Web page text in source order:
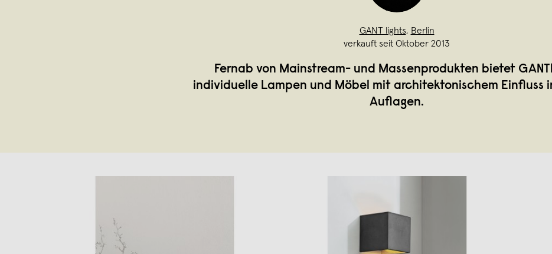
GANT lights, Berlin
verkauft seit Oktober 2013
Fernab von Mainstream- und Massenprodukten bietet
individuelle Lampen und Möbel mit architektonischem Einfluss
Auflagen.